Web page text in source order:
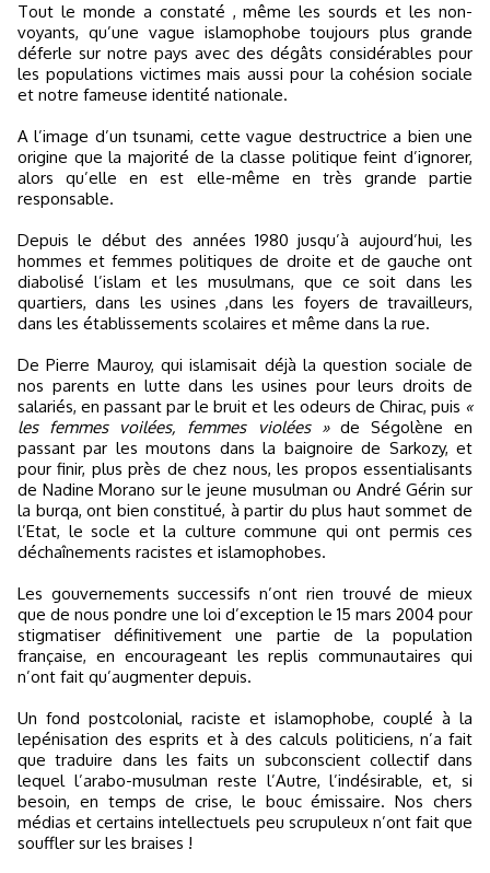
Tout le monde a constaté , même les sourds et les non-
voyants, qu’une vague islamophobe toujours plus grande
déferle sur notre pays avec des dégâts considérables pour
les populations victimes mais aussi pour la cohésion sociale
et notre fameuse identité nationale.
A l’image d’un tsunami, cette vague destructrice a bien une
origine que la majorité de la classe politique feint d’ignorer,
alors qu’elle en est elle-même en très grande partie
responsable.
Depuis le début des années 1980 jusqu’à aujourd’hui, les
hommes et femmes politiques de droite et de gauche ont
diabolisé l’islam et les musulmans, que ce soit dans les
quartiers, dans les usines ,dans les foyers de travailleurs,
dans les établissements scolaires et même dans la rue.
De Pierre Mauroy, qui islamisait déjà la question sociale de
nos parents en lutte dans les usines pour leurs droits de
salariés, en passant par le bruit et les odeurs de Chirac, puis «
les femmes voilées, femmes violées » de Ségolène en
passant par les moutons dans la baignoire de Sarkozy, et
pour finir, plus près de chez nous, les propos essentialisants
de Nadine Morano sur le jeune musulman ou André Gérin sur
la burqa, ont bien constitué, à partir du plus haut sommet de
l’Etat, le socle et la culture commune qui ont permis ces
déchaînements racistes et islamophobes.
Les gouvernements successifs n’ont rien trouvé de mieux
que de nous pondre une loi d’exception le 15 mars 2004 pour
stigmatiser définitivement une partie de la population
française, en encourageant les replis communautaires qui
n’ont fait qu’augmenter depuis.
Un fond postcolonial, raciste et islamophobe, couplé à la
lepénisation des esprits et à des calculs politiciens, n’a fait
que traduire dans les faits un subconscient collectif dans
lequel l’arabo-musulman reste l’Autre, l’indésirable, et, si
besoin, en temps de crise, le bouc émissaire. Nos chers
médias et certains intellectuels peu scrupuleux n’ont fait que
souffler sur les braises !